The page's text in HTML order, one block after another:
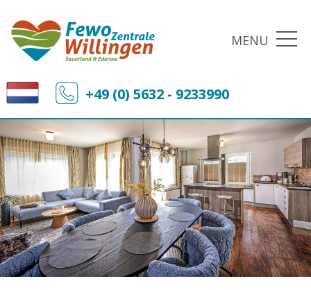
MENU
+49 (0) 5632 - 9233990